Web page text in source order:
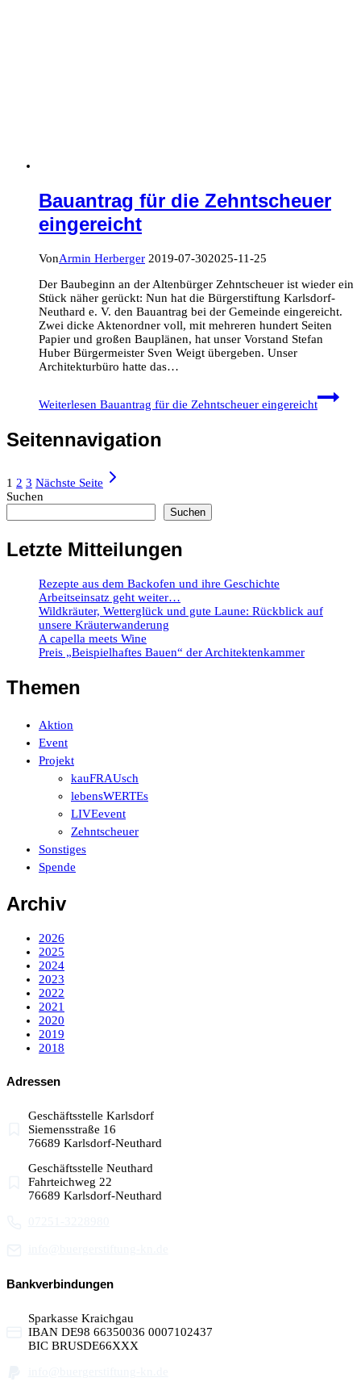
Bauantrag für die Zehntscheuer
eingereicht
VonArmin Herberger 2019-07-302025-11-25
Der Baubeginn an der Altenbürger Zehntscheuer ist wieder ein
Stück näher gerückt: Nun hat die Bürgerstiftung Karlsdorf-
Neuthard e. V. den Bauantrag bei der Gemeinde eingereicht.
Zwei dicke Aktenordner voll, mit mehreren hundert Seiten
Papier und großen Bauplänen, hat unser Vorstand Stefan
Huber Bürgermeister Sven Weigt übergeben. Unser
Architekturbüro hatte das…
Weiterlesen Bauantrag für die Zehntscheuer eingereicht
Seitennavigation
1 2 3 Nächste Seite
Suchen
Suchen
Letzte Mitteilungen
Rezepte aus dem Backofen und ihre Geschichte
Arbeitseinsatz geht weiter…
Wildkräuter, Wetterglück und gute Laune: Rückblick auf
unsere Kräuterwanderung
A capella meets Wine
Preis „Beispielhaftes Bauen“ der Architektenkammer
Themen
Aktion
Event
Projekt
kauFRAUsch
lebensWERTEs
LIVEevent
Zehntscheuer
Sonstiges
Spende
Archiv
2026
2025
2024
2023
2022
2021
2020
2019
2018
Adressen
Geschäftsstelle Karlsdorf
Siemensstraße 16
76689 Karlsdorf-Neuthard
Geschäftsstelle Neuthard
Fahrteichweg 22
76689 Karlsdorf-Neuthard
Bankverbindungen
Sparkasse Kraichgau
IBAN DE98 66350036 0007102437
BIC BRUSDE66XXX